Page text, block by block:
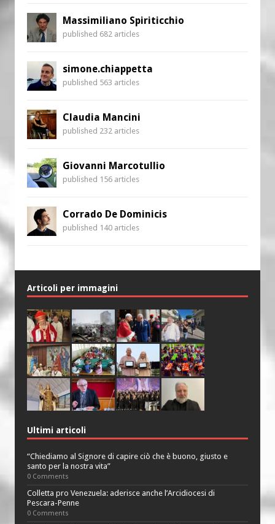
Massimiliano Spiriticchio
published 682 articles
simone.chiappetta
published 563 articles
Claudia Mancini
published 232 articles
Giovanni Marcotullio
published 156 articles
Corrado De Dominicis
published 140 articles
Articoli per immagini
Ultimi articoli
“Chiediamo al Signore di capire ciò che è buono, giusto e
santo per la nostra vita”
0 Comments
Colletta pro Venezuela: aderisce anche l’Arcidiocesi di
Pescara-Penne
0 Comments